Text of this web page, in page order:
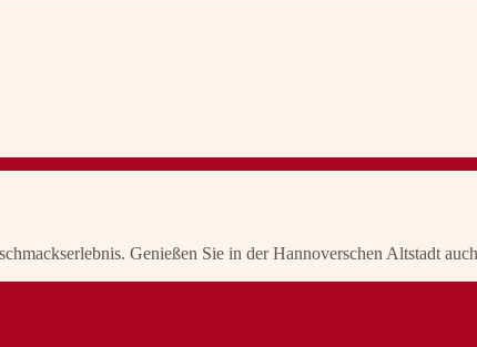
Genießen Sie in der Hannoverschen Altstadt